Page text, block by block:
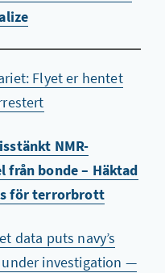
Flyet er hentet
NMR-
bonde – Häktad
för terrorbrott
data puts navy’s
investigation —